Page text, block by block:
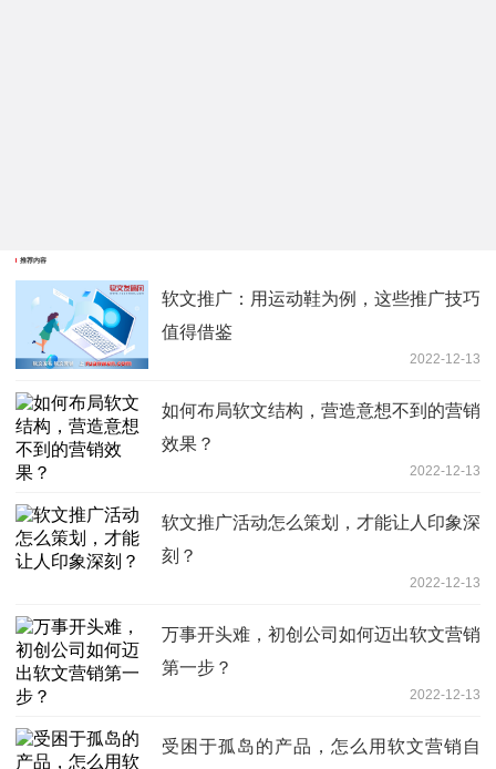
推荐内容
软文推广：用运动鞋为例，这些推广技巧
值得借鉴
2022-12-13
如何布局软文结构，营造意想不到的营销
效果？
2022-12-13
软文推广活动怎么策划，才能让人印象深
刻？
2022-12-13
万事开头难，初创公司如何迈出软文营销
第一步？
2022-12-13
受困于孤岛的产品，怎么用软文营销自